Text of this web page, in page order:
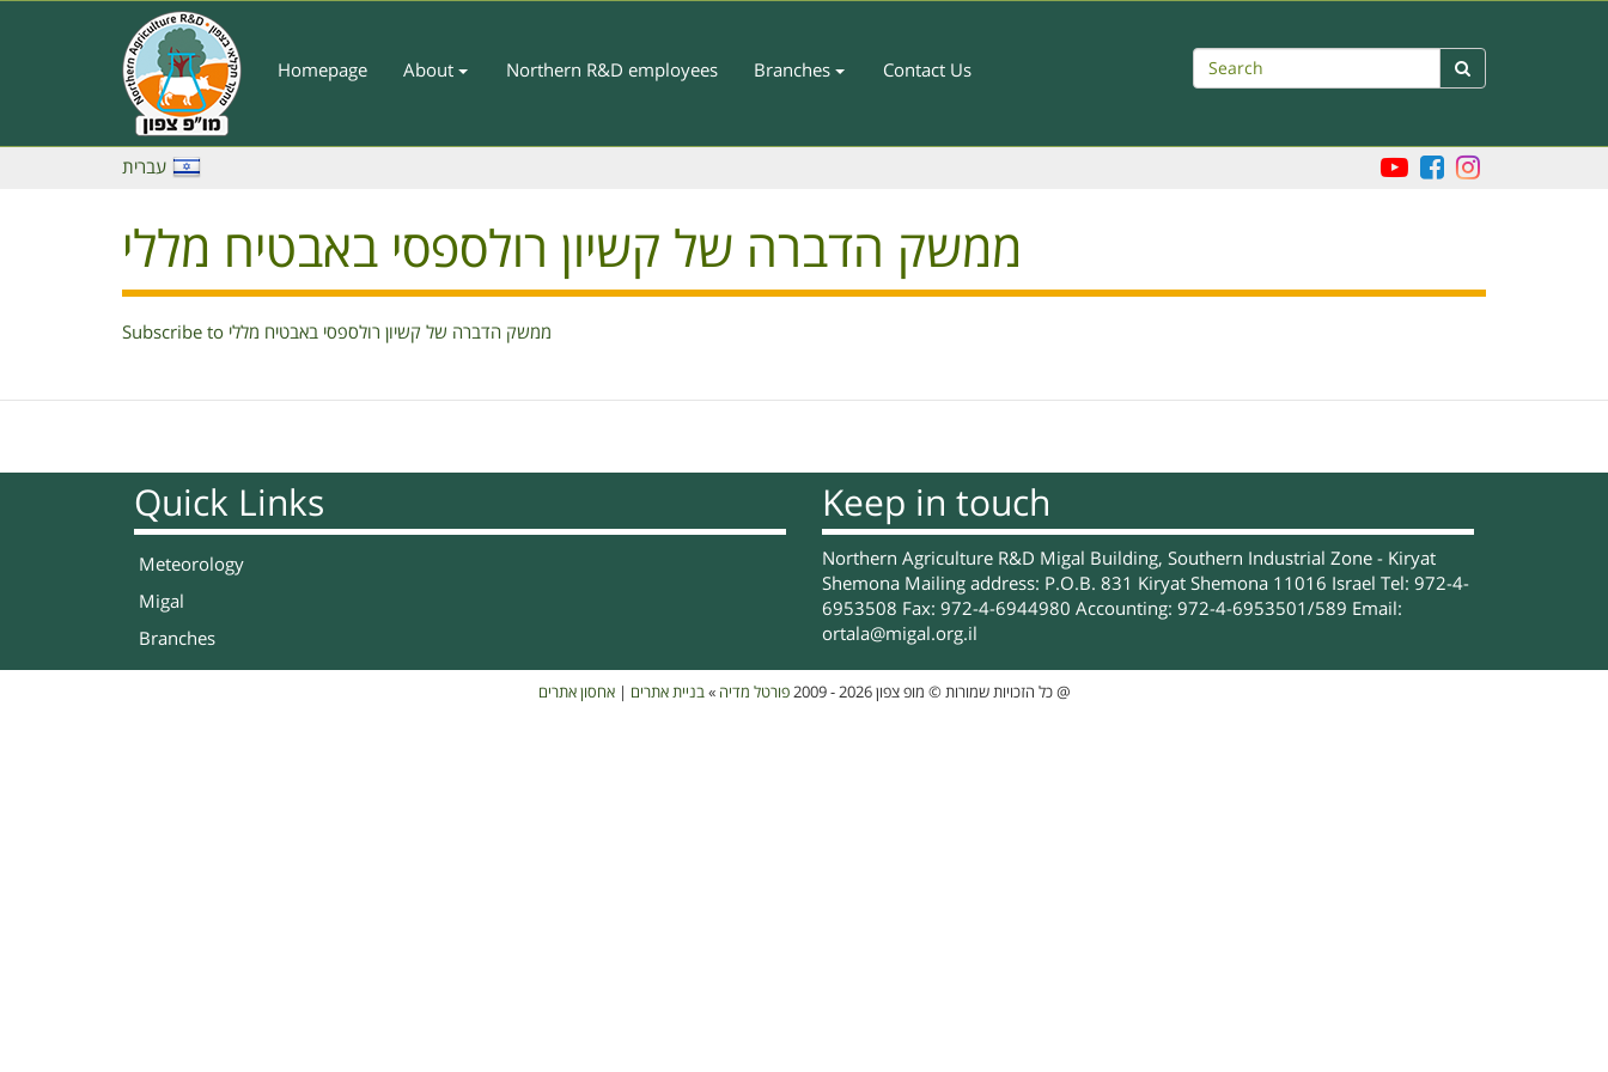
Main
Homepage About Northern R&D employees Branches Contact Us Search 
עברית
ממשק הדברה של קשיון רולספסי באבטיח מללי
Subscribe to ממשק הדברה של קשיון רולספסי באבטיח מללי
Keep in touch
Northern Agriculture R&D Migal Building, Southern Industrial Zone - Kiryat
Shemona Mailing address: P.O.B. 831 Kiryat Shemona 11016 Israel Tel: 972-4-
6953508 Fax: 972-4-6944980 Accounting: 972-4-6953501/589 Email:
ortala@migal.org.il
Quick Links
Meteorology
Migal
Branches
כל הזכויות שמורות © מופ צפון 2026 - 2009 פורטל מדיה »בניית אתרים |אחסון אתרים @